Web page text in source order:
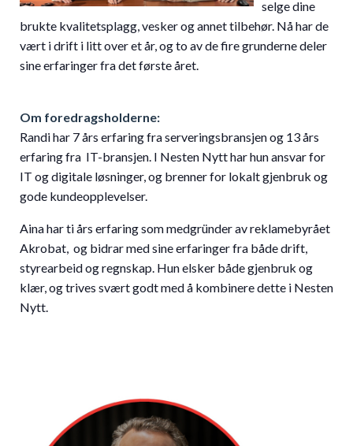
selge dine
brukte kvalitetsplagg, vesker og annet tilbehør. Nå har de
vært i drift i litt over et år, og to av de fire grunderne deler
sine erfaringer fra det første året.
Om foredragsholderne:
Randi har 7 års erfaring fra serveringsbransjen og 13 års
erfaring fra IT-bransjen. I Nesten Nytt har hun ansvar for
IT og digitale løsninger, og brenner for lokalt gjenbruk og
gode kundeopplevelser.
Aina har ti års erfaring som medgründer av reklamebyrået
Akrobat, og bidrar med sine erfaringer fra både drift,
styrearbeid og regnskap. Hun elsker både gjenbruk og
klær, og trives svært godt med å kombinere dette i Nesten
Nytt.